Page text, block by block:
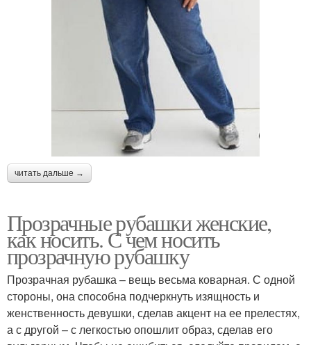
читать дальше →
Прозрачные рубашки женские,
как носить. С чем носить
прозрачную рубашку
Прозрачная рубашка – вещь весьма коварная. С одной
стороны, она способна подчеркнуть изящность и
женственность девушки, сделав акцент на ее прелестях,
а с другой – с легкостью опошлит образ, сделав его